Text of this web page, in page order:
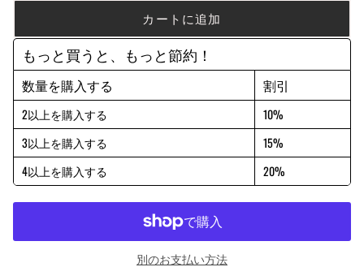
カートに追加
もっと買うと、もっと節約！
数量を購入する 割引
2以上を購入する
10%
3以上を購入する
15%
4以上を購入する
20%
別のお支払い方法